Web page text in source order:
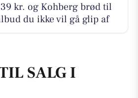
kr. og Kohberg brød til
du ikke vil gå glip af
SALG I